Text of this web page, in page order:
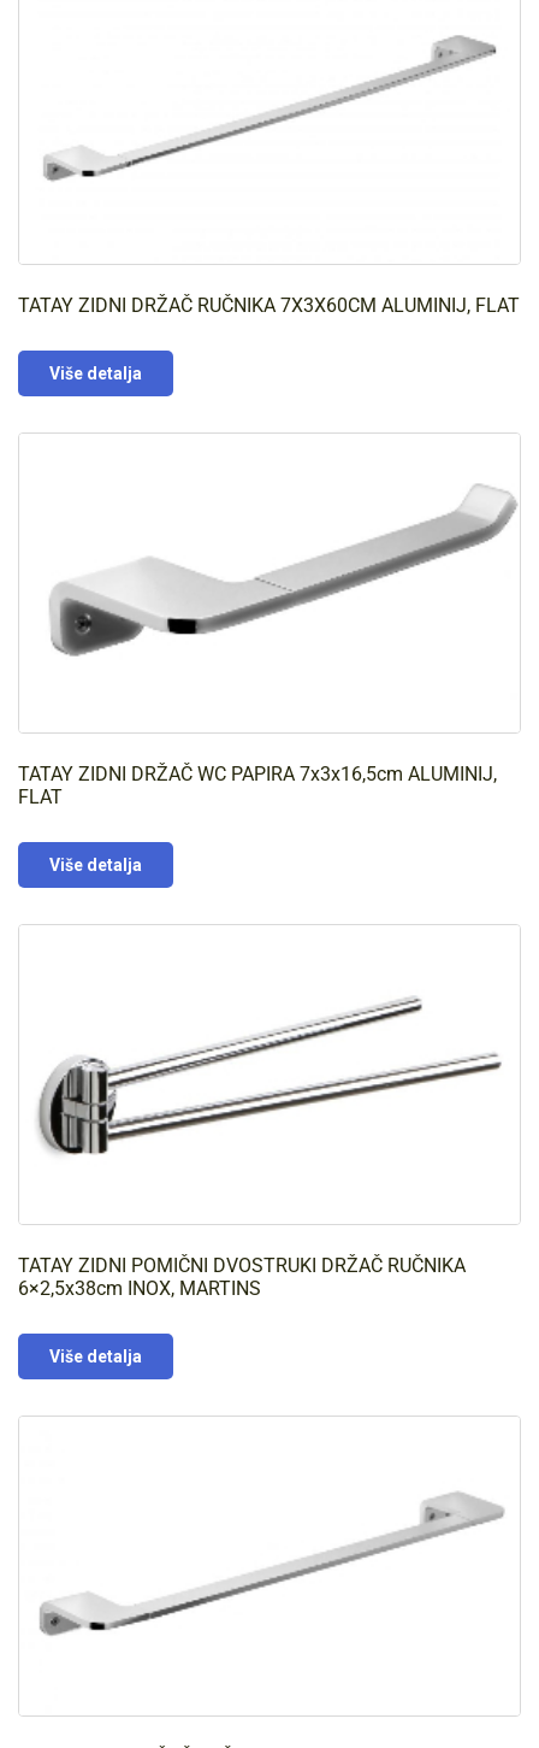
TATAY ZIDNI DRŽAČ RUČNIKA 7X3X60CM ALUMINIJ, FLAT
Više detalja
TATAY ZIDNI DRŽAČ WC PAPIRA 7x3x16,5cm ALUMINIJ,
FLAT
Više detalja
TATAY ZIDNI POMIČNI DVOSTRUKI DRŽAČ RUČNIKA
6×2,5x38cm INOX, MARTINS
Više detalja